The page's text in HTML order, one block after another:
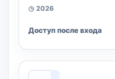
◷ 2026
Доступ после входа